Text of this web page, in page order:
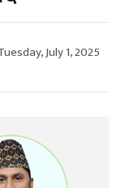
July 1, 2025